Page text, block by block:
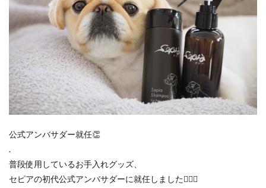
公式アンバサダー就任👏
.
普段使用しているお手入れグッズ、
セピアの初代公式アンバサダーに就任しました🙋‍♀️✨